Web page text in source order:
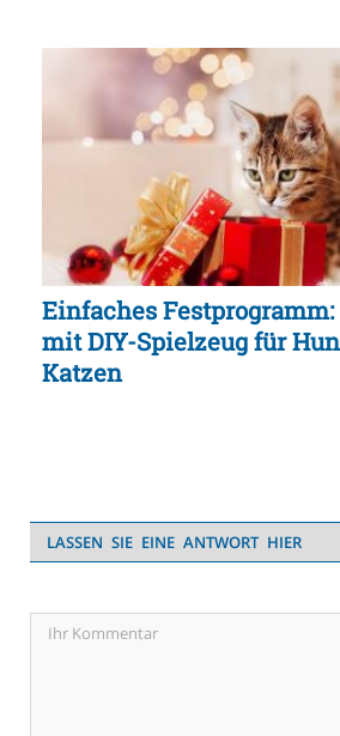
Einfaches
mit DIY-Spielzeug für
Katzen
LASSEN SIE EINE ANTWORT HIER